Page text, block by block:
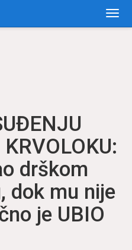
drškom
dok mu nije
je UBIO